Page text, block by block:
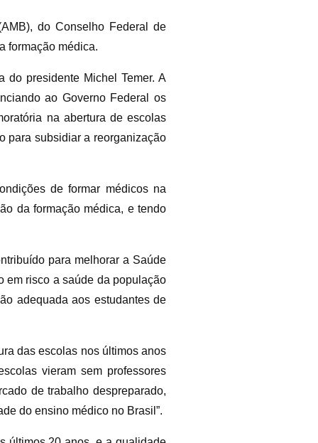
do Conselho Federal de
formação médica.
do presidente Michel Temer. A
ao Governo Federal os
na abertura de escolas
para subsidiar a reorganização
de formar médicos na
da formação médica, e tendo
para melhorar a Saúde
em risco a saúde da população
adequada aos estudantes de
das escolas nos últimos anos
vieram sem professores
de trabalho despreparado,
do ensino médico no Brasil”.